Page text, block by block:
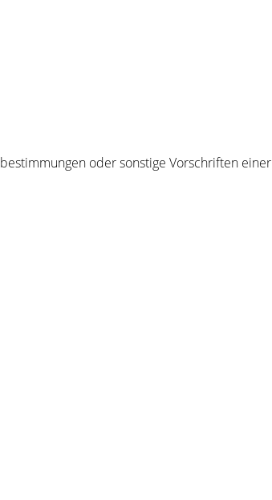
oder sonstige Vorschriften einer